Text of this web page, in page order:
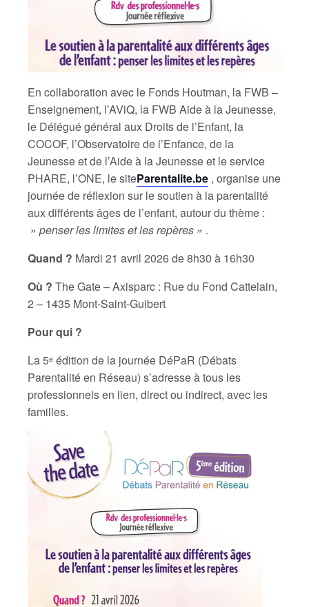
En collaboration avec le Fonds Houtman, la FWB –
Enseignement, l’AViQ, la FWB Aide à la Jeunesse,
le Délégué général aux Droits de l’Enfant, la
COCOF, l’Observatoire de l’Enfance, de la
Jeunesse et de l’Aide à la Jeunesse et le service
PHARE, l’ONE, le siteParentalite.be , organise une
journée de réflexion sur le soutien à la parentalité
aux différents âges de l’enfant, autour du thème :
»penser les limites et les repères » .
Quand ? Mardi 21 avril 2026 de 8h30 à 16h30
Où ? The Gate – Axisparc : Rue du Fond Cattelain,
2 – 1435 Mont-Saint-Guibert
Pour qui ?
La 5ᵉ édition de la journée DéPaR (Débats
Parentalité en Réseau) s’adresse à tous les
professionnels en lien, direct ou indirect, avec les
familles.